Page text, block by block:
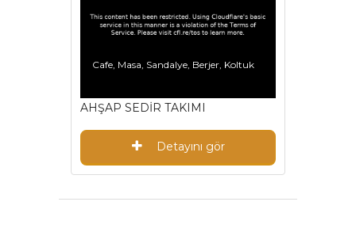
Cafe, Masa, Sandalye, Berjer, Koltuk
AHŞAP SEDİR TAKIMI
Detayını gör